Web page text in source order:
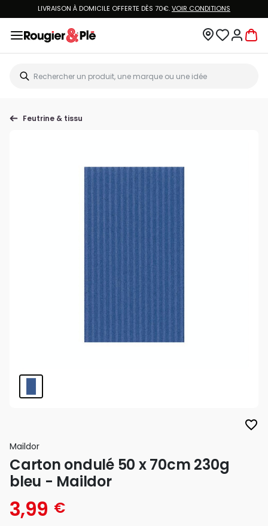
LIVRAISON À DOMICILE OFFERTE DÈS 70€.VOIR CONDITIONS
Feutrine & tissu
favorite_border
Maildor
Carton ondulé 50 x 70cm 230g
bleu - Maildor
3,99 €